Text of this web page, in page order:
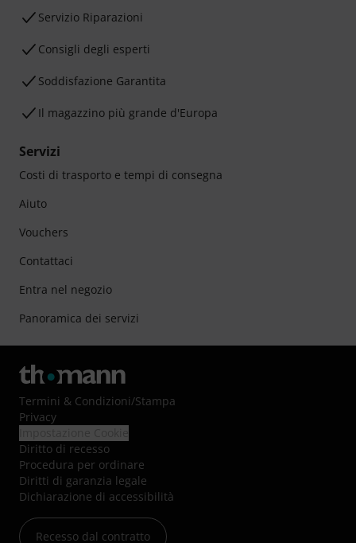
Servizio Riparazioni
Consigli degli esperti
Soddisfazione Garantita
Il magazzino più grande d'Europa
Servizi
Costi di trasporto e tempi di consegna
Aiuto
Vouchers
Contattaci
Entra nel negozio
Panoramica dei servizi
Termini & Condizioni/Stampa
Privacy
Diritto di recesso
Procedura per ordinare
Diritti di garanzia legale
Dichiarazione di accessibilità
Recesso dal contratto